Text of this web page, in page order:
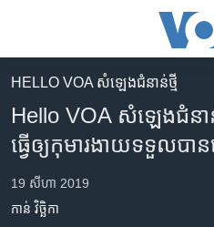
គេហទំព័រ​
រំលង​
និង​
ទៅ​​
ទំព័រ​
អន្តរជាតិ
អាមេរិក
HELLO VOA សំឡេង​ជំនាន់​ថ្មី
Hello VOA សំឡេង​ជំនា
ធ្វើ​ឲ្យ​កុមារ​ងាយ​ទទួល​បា
19 សីហា 2019
កាន់ វិច្ឆិកា